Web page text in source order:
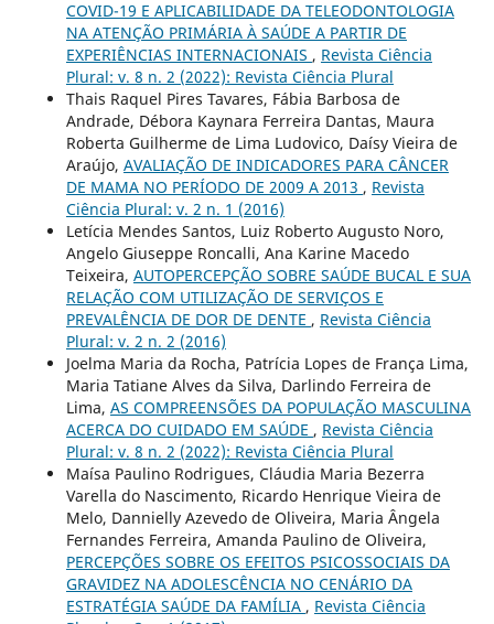
COVID-19 E APLICABILIDADE DA TELEODONTOLOGIA
NA ATENÇÃO PRIMÁRIA À SAÚDE A PARTIR DE
EXPERIÊNCIAS INTERNACIONAIS , Revista Ciência
Plural: v. 8 n. 2 (2022): Revista Ciência Plural
Thais Raquel Pires Tavares, Fábia Barbosa de
Andrade, Débora Kaynara Ferreira Dantas, Maura
Roberta Guilherme de Lima Ludovico, Daísy Vieira de
Araújo, AVALIAÇÃO DE INDICADORES PARA CÂNCER
DE MAMA NO PERÍODO DE 2009 A 2013 , Revista
Ciência Plural: v. 2 n. 1 (2016)
Letícia Mendes Santos, Luiz Roberto Augusto Noro,
Angelo Giuseppe Roncalli, Ana Karine Macedo
Teixeira, AUTOPERCEPÇÃO SOBRE SAÚDE BUCAL E SUA
RELAÇÃO COM UTILIZAÇÃO DE SERVIÇOS E
PREVALÊNCIA DE DOR DE DENTE , Revista Ciência
Plural: v. 2 n. 2 (2016)
Joelma Maria da Rocha, Patrícia Lopes de França Lima,
Maria Tatiane Alves da Silva, Darlindo Ferreira de
Lima, AS COMPREENSÕES DA POPULAÇÃO MASCULINA
ACERCA DO CUIDADO EM SAÚDE , Revista Ciência
Plural: v. 8 n. 2 (2022): Revista Ciência Plural
Maísa Paulino Rodrigues, Cláudia Maria Bezerra
Varella do Nascimento, Ricardo Henrique Vieira de
Melo, Dannielly Azevedo de Oliveira, Maria Ângela
Fernandes Ferreira, Amanda Paulino de Oliveira,
PERCEPÇÕES SOBRE OS EFEITOS PSICOSSOCIAIS DA
GRAVIDEZ NA ADOLESCÊNCIA NO CENÁRIO DA
ESTRATÉGIA SAÚDE DA FAMÍLIA , Revista Ciência